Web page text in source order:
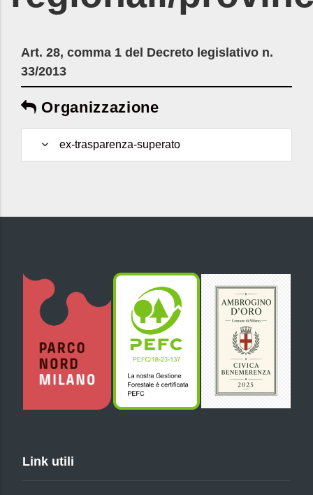
Art. 28, comma 1 del Decreto legislativo n.
33/2013
Organizzazione
ex-trasparenza-superato
Link utili